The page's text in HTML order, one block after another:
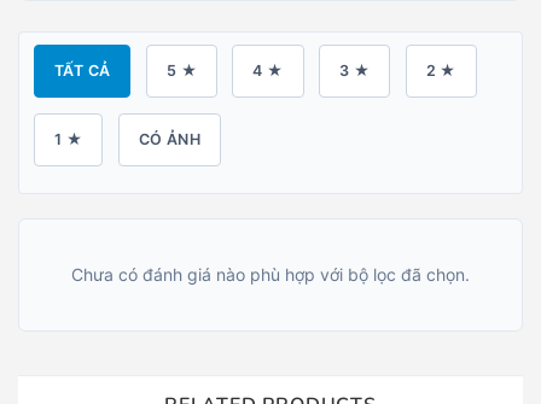
TẤT CẢ 5 ★ 4 ★ 3 ★ 2 ★
1 ★ CÓ ẢNH
Chưa có đánh giá nào phù hợp với bộ lọc đã chọn.